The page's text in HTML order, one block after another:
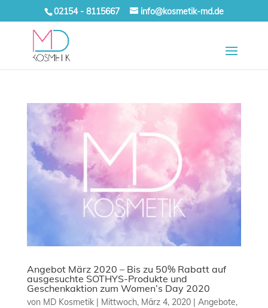
02154 - 8115667 info@kosmetik-md.de
Angebot März 2020 – Bis zu 50% Rabatt auf
ausgesuchte SOTHYS-Produkte und
Geschenkaktion zum Women’s Day 2020
von MD Kosmetik| Mittwoch, März 4, 2020| Angebote,